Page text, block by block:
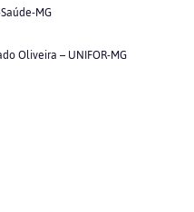
MG
Oliveira – UNIFOR-MG